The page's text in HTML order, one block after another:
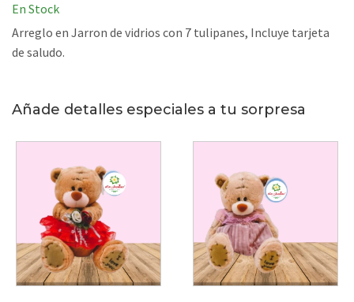
En Stock
Arreglo en Jarron de vidrios con 7 tulipanes, Incluye tarjeta
de saludo.
Añade detalles especiales a tu sorpresa